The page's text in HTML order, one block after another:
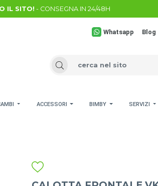
IL SITO! - CONSEGNA IN 24/48H
Whatsapp Blog
ACCESSORI BIMBY SERVIZI